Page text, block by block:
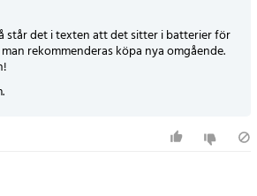
korken
(3 per lampa, reducerad styrka)
ej
står det i texten att det sitter i batterier för
rekommenderas köpa nya omgående.